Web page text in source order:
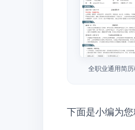
全职业通用简
下面是小编为